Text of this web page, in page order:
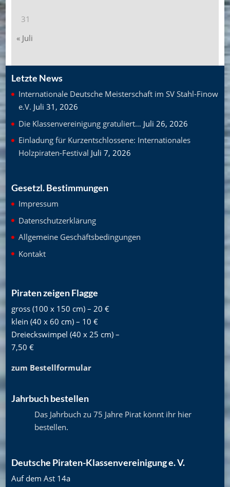
31
« Juli
Letzte News
Internationale Deutsche Meisterschaft im SV Stahl-Finow
e.V. Juli 31, 2026
Die Klassenvereinigung gratuliert… Juli 26, 2026
Einladung für Kurzentschlossene: Internationales
Holzpiraten-Festival Juli 7, 2026
Gesetzl. Bestimmungen
Impressum
Datenschutzerklärung
Allgemeine Geschäftsbedingungen
Kontakt
Piraten zeigen Flagge
gross (100 x 150 cm) – 20 €
klein (40 x 60 cm) – 10 €
Dreieckswimpel (40 x 25 cm) –
7,50 €
zum Bestellformular
Jahrbuch bestellen
Das Jahrbuch zu 75 Jahre Pirat könnt ihr hier
bestellen.
Deutsche Piraten-Klassenvereinigung e. V.
Auf dem Ast 14a